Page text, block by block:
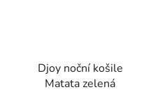
Djoy noční košile
Matata zelená